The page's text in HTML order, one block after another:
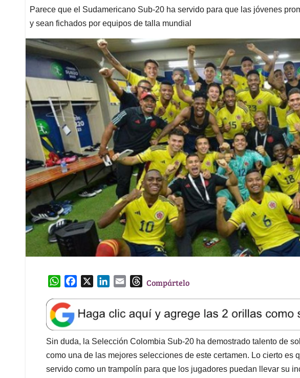
Parece que el Sudamericano Sub-20 ha servido para que las jóvenes
y sean fichados por equipos de talla mundial
W
a
t
s
A
p
p
e
b
o
o
k
k
e
d
I
n
l
T
e
a
d
s
Compártelo
Sin duda, la Selección Colombia Sub-20 ha demostrado talento de
como una de las mejores selecciones de este certamen. Lo cierto es
servido como un trampolín para que los jugadores puedan llevar su